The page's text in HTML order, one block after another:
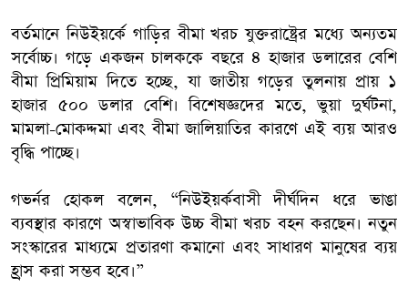
বর্তমানে নিউইয়র্কে গাড়ির বীমা খরচ যুক্তরাষ্ট্রের মধ্যে অন্যতম
সর্বোচ্চ। গড়ে একজন চালককে বছরে ৪ হাজার ডলারের বেশি
বীমা প্রিমিয়াম দিতে হচ্ছে, যা জাতীয় গড়ের তুলনায় প্রায় ১
হাজার ৫০০ ডলার বেশি। বিশেষজ্ঞদের মতে, ভুয়া দুর্ঘটনা,
মামলা-মোকদ্দমা এবং বীমা জালিয়াতির কারণে এই ব্যয় আরও
বৃদ্ধি পাচ্ছে।
গভর্নর হোকল বলেন, “নিউইয়র্কবাসী দীর্ঘদিন ধরে ভাঙা
ব্যবস্থার কারণে অস্বাভাবিক উচ্চ বীমা খরচ বহন করছেন। নতুন
সংস্কারের মাধ্যমে প্রতারণা কমানো এবং সাধারণ মানুষের ব্যয়
হ্রাস করা সম্ভব হবে।”